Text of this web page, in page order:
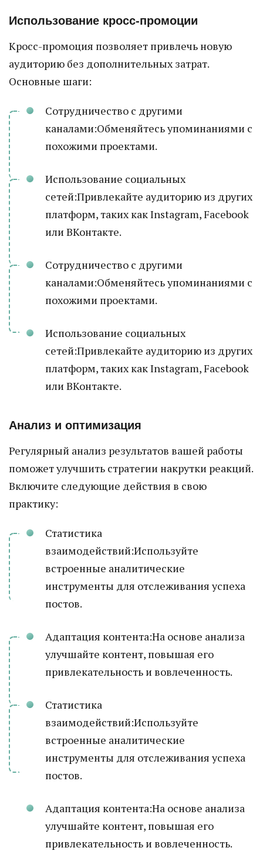
Использование кросс-промоции
Кросс-промоция позволяет привлечь новую
аудиторию без дополнительных затрат.
Основные шаги:
Сотрудничество с другими
каналами:Обменяйтесь упоминаниями с
похожими проектами.
Использование социальных
сетей:Привлекайте аудиторию из других
платформ, таких как Instagram, Facebook
или ВКонтакте.
Сотрудничество с другими
каналами:Обменяйтесь упоминаниями с
похожими проектами.
Использование социальных
сетей:Привлекайте аудиторию из других
платформ, таких как Instagram, Facebook
или ВКонтакте.
Анализ и оптимизация
Регулярный анализ результатов вашей работы
поможет улучшить стратегии накрутки реакций.
Включите следующие действия в свою
практику:
Статистика
взаимодействий:Используйте
встроенные аналитические
инструменты для отслеживания успеха
постов.
Адаптация контента:На основе анализа
улучшайте контент, повышая его
привлекательность и вовлеченность.
Статистика
взаимодействий:Используйте
встроенные аналитические
инструменты для отслеживания успеха
постов.
Адаптация контента:На основе анализа
улучшайте контент, повышая его
привлекательность и вовлеченность.